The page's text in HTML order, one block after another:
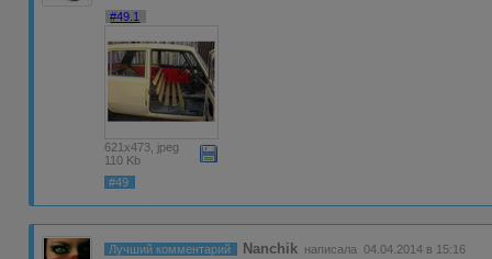
#49.1
621x473, jpeg
110 Kb
#49
Лучший комментарий Nanchik написала 04.04.2014 в 15:16